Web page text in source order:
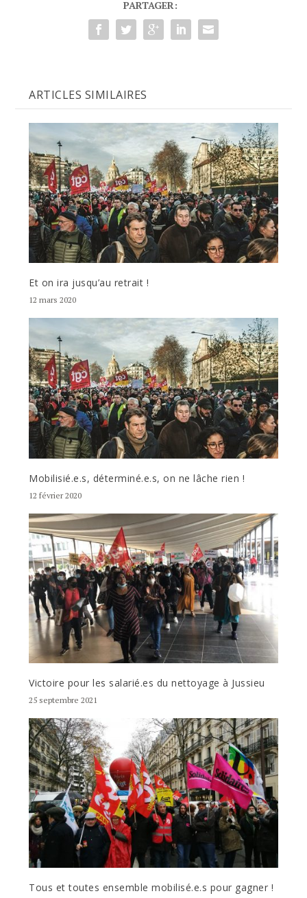
PARTAGER:
ARTICLES SIMILAIRES
Et on ira jusqu’au retrait !
12 mars 2020
Mobilisié.e.s, déterminé.e.s, on ne lâche rien !
12 février 2020
Victoire pour les salarié.es du nettoyage à Jussieu
25 septembre 2021
Tous et toutes ensemble mobilisé.e.s pour gagner !